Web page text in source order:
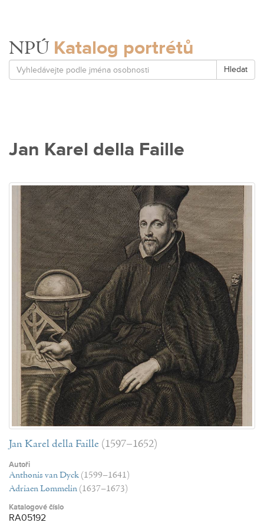
NPÚ Katalog portrétů
Hledat
Jan Karel della Faille
Jan Karel della Faille (1597–1652)
Autoři
Anthonis van Dyck (1599–1641)
Adriaen Lommelin (1637–1673)
Katalogové číslo
RA05192